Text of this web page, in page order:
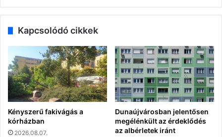
Kapcsolódó cikkek
Kényszerű fakivágás a
kórházban
2026.08.07.
Dunaújvárosban jelentősen
megélénkült az érdeklődés
az albérletek iránt